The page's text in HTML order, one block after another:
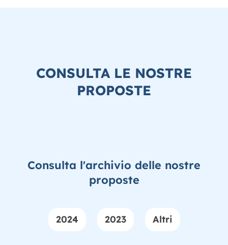
CONSULTA LE NOSTRE
PROPOSTE
Consulta l'archivio delle nostre
proposte
2024 2023 Altri